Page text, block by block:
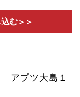
む＞＞
アプツ大島１